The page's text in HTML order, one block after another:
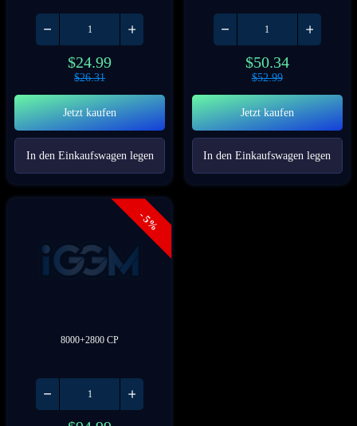
$24.99
$26.31
Jetzt kaufen
In den Einkaufswagen legen
$50.34
$52.99
Jetzt kaufen
In den Einkaufswagen legen
- 5%
8000+2800 CP